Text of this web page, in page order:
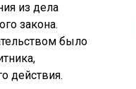
из дела
закона.
было
действия.